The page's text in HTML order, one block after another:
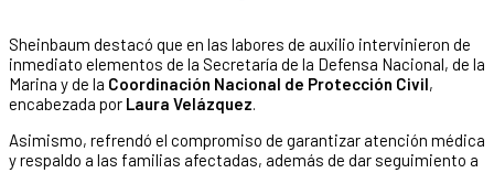
Sheinbaum destacó que en las labores de auxilio intervinieron de
inmediato elementos de la Secretaría de la Defensa Nacional, de la
Marina y de la Coordinación Nacional de Protección Civil,
encabezada por Laura Velázquez.
Asimismo, refrendó el compromiso de garantizar atención médica
y respaldo a las familias afectadas, además de dar seguimiento a